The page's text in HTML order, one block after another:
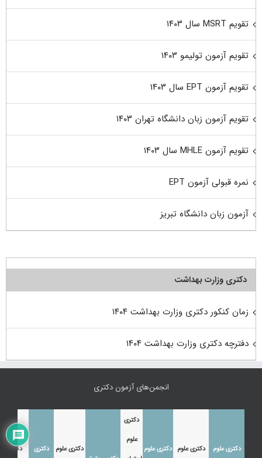
تقویم MSRT سال ۱۴۰۳
تقویم آزمون تولیمو ۱۴۰۳
تقویم آزمون EPT سال ۱۴۰۳
تقویم آزمون زبان دانشگاه تهران ۱۴۰۳
تقویم آزمون MHLE سال ۱۴۰۳
نمره قبولی آزمون EPT
آزمون زبان دانشگاه تبریز
دکتری وزارت بهداشت
زمان کنکور دکتری وزارت بهداشت ۱۴۰۴
دفترچه دکتری وزارت بهداشت ۱۴۰۴
انجمن‌های آزمون دکتری
دکتری علوم دکتری علوم دکتری علوم
دکتری
علوم
دکتری علوم دکتری دکتری